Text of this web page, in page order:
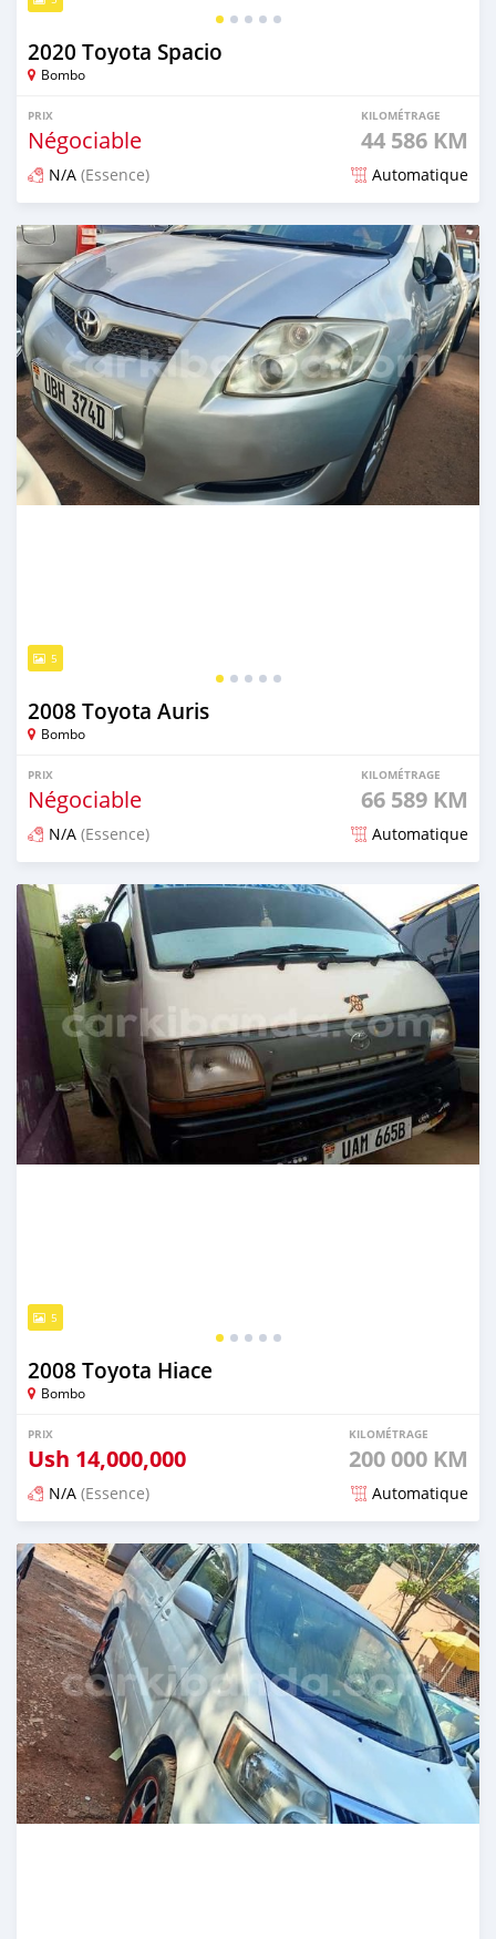
2020 Toyota Spacio
Bombo
PRIX
Négociable
KILOMÉTRAGE
44 586 KM
N/A (Essence) Automatique
Publié il y a plus d'un an
5
2008 Toyota Auris
Bombo
PRIX
Négociable
KILOMÉTRAGE
66 589 KM
N/A (Essence) Automatique
Publié il y a plus d'un an
5
2008 Toyota Hiace
Bombo
PRIX
Ush 14,000,000
KILOMÉTRAGE
200 000 KM
N/A (Essence) Automatique
Publié il y a plus d'un an